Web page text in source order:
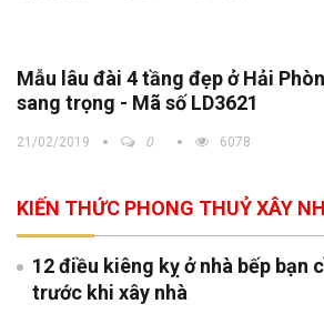
Mẫu lâu đài 4 tầng đẹp ở Hải
sang trọng - Mã số LD3621
21/02/2019 0 6078
KIẾN THỨC PHONG THUỶ XÂY
12 điều kiêng kỵ ở nhà bếp bạn
trước khi xây nhà